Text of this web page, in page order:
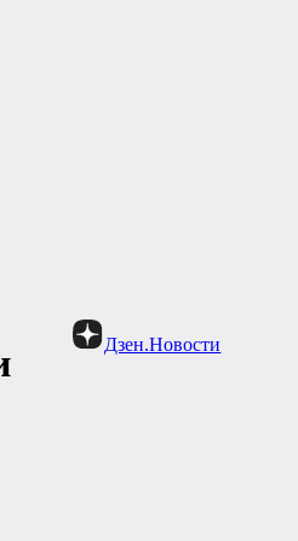
Дзен.Новости